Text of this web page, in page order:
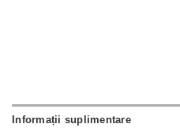
Informații suplimentare